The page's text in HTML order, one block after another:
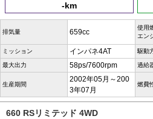
-km
排気量 659cc
使用
エン
ミッション インパネ4AT 駆動
最大出力 58ps/7600rpm 過給
生産期間
2002年05月～200
3年07月
燃費
660 RSリミテッド 4WD